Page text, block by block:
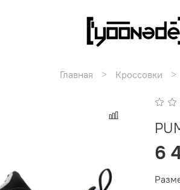
Главная Кроссовки
6